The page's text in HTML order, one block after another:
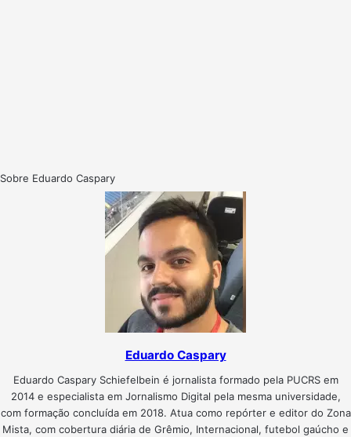
Sobre Eduardo Caspary
Eduardo Caspary
Eduardo Caspary Schiefelbein é jornalista formado pela PUCRS em
2014 e especialista em Jornalismo Digital pela mesma universidade,
com formação concluída em 2018. Atua como repórter e editor do Zona
Mista, com cobertura diária de Grêmio, Internacional, futebol gaúcho e